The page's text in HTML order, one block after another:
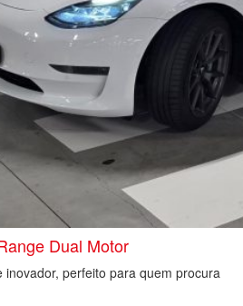
Dual Motor
perfeito para quem procura